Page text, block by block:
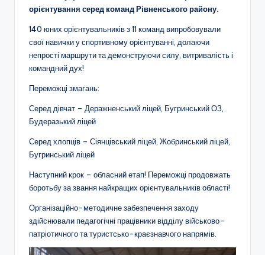
и
ч
г
о
в
и
о
в
орієнтування серед команд Рівненського району.
140 юних орієнтувальників з 11 команд випробовували
свої навички у спортивному орієнтуванні, долаючи
непрості маршрути та демонструючи силу, витривалість і
командний дух!
Переможці змагань:
Серед дівчат – Деражненський ліцей, Бугринський ОЗ,
Будеразький ліцей
Серед хлопців – Сіянцівський ліцей, Жобринський ліцей,
Бугринський ліцей
Наступний крок – обласний етап! Переможці продовжать
боротьбу за звання найкращих орієнтувальників області!
Організаційно-методичне забезпечення заходу
здійснювали педагогічні працівники відділу військово-
патріотичного та туристсько-краєзнавчого напрямів.